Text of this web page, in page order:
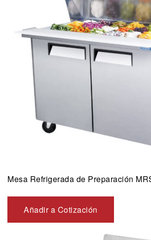
Mesa Refrigerada de Preparación
Añadir a Cotización